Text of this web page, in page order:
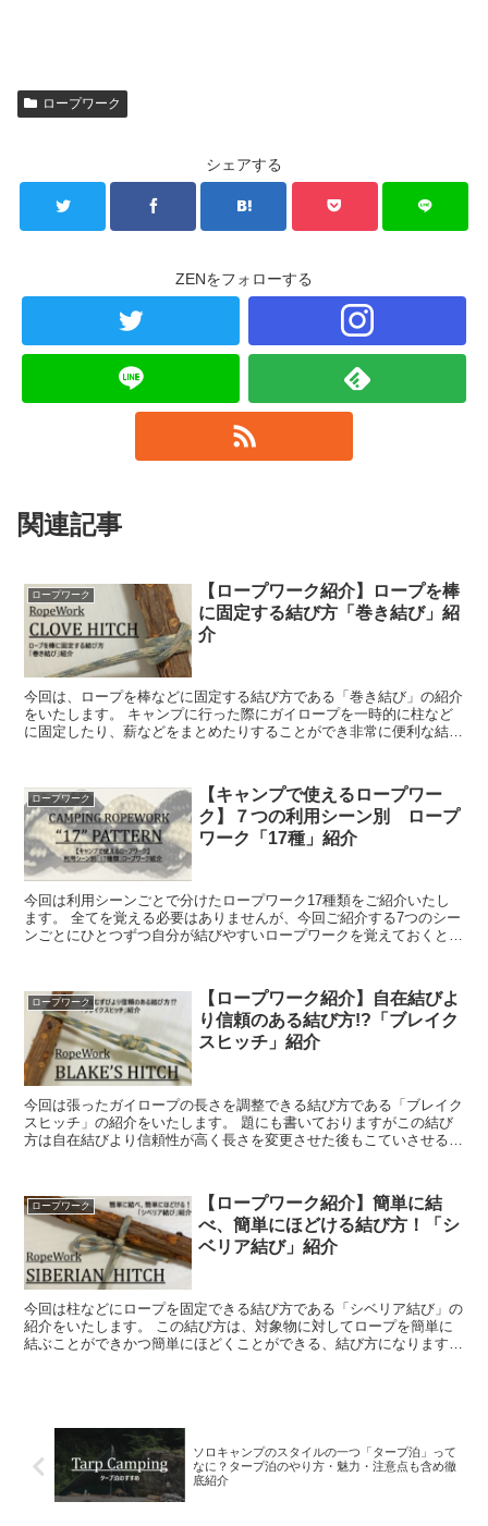
ロープワーク
シェアする
ZENをフォローする
関連記事
ロープワーク
【ロープワーク紹介】ロープを棒
に固定する結び方「巻き結び」紹
介
今回は、ロープを棒などに固定する結び方である「巻き結び」の紹介
をいたします。 キャンプに行った際にガイロープを一時的に柱など
に固定したり、薪などをまとめたりすることができ非常に便利な結び
ロープワーク
【キャンプで使えるロープワー
ク】７つの利用シーン別 ロープ
ワーク「17種」紹介
今回は利用シーンごとで分けたロープワーク17種類をご紹介いたし
ます。 全てを覚える必要はありませんが、今回ご紹介する7つのシー
ンごとにひとつずつ自分が結びやすいロープワークを覚えておくと困
ロープワーク
【ロープワーク紹介】自在結びよ
り信頼のある結び方!?「ブレイク
スヒッチ」紹介
今回は張ったガイロープの長さを調整できる結び方である「ブレイク
スヒッチ」の紹介をいたします。 題にも書いておりますがこの結び
方は自在結びより信頼性が高く長さを変更させた後もこていさせるこ
ロープワーク
【ロープワーク紹介】簡単に結
べ、簡単にほどける結び方！「シ
ベリア結び」紹介
今回は柱などにロープを固定できる結び方である「シベリア結び」の
紹介をいたします。 この結び方は、対象物に対してロープを簡単に
結ぶことができかつ簡単にほどくことができる、結び方になります。
ソロキャンプのスタイルの一つ「タープ泊」って
なに？タープ泊のやり方・魅力・注意点も含め徹
底紹介